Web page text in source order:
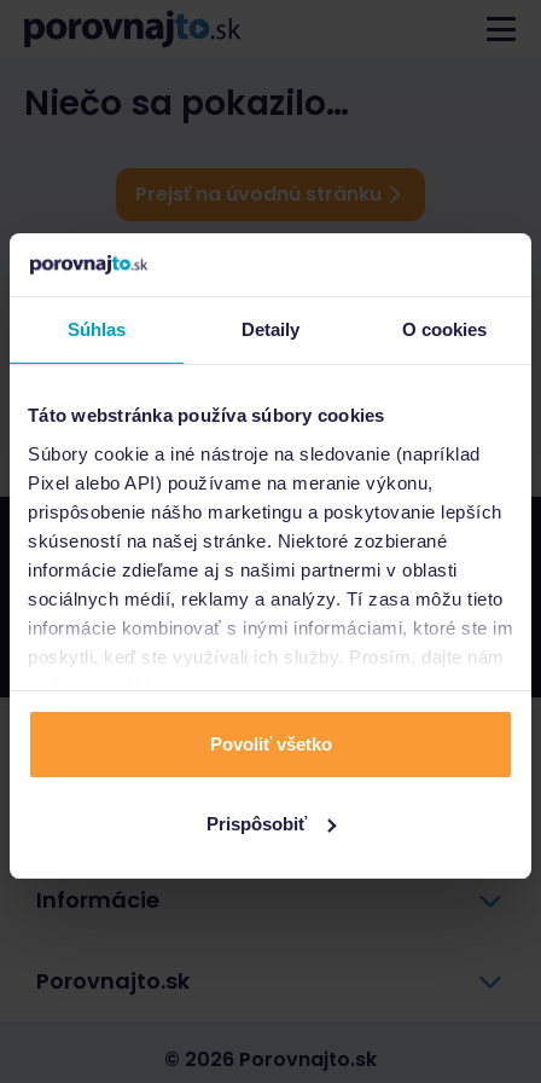
Súhlas Detaily O cookies
Táto webstránka používa súbory cookies
Súbory cookie a iné nástroje na sledovanie (napríklad
Pixel alebo API) používame na meranie výkonu,
prispôsobenie nášho marketingu a poskytovanie lepších
skúseností na našej stránke. Niektoré zozbierané
informácie zdieľame aj s našimi partnermi v oblasti
sociálnych médií, reklamy a analýzy. Tí zasa môžu tieto
informácie kombinovať s inými informáciami, ktoré ste im
poskytli, keď ste využívali ich služby. Prosím, dajte nám
na to svoj súhlas.
Povoliť všetko
Prispôsobiť
Niečo sa pokazilo…
Prejsť na úvodnú stránku
Napíšte nám
info@porovnajto.sk
Zavolajte nám
0800 400 300
Informácie
Porovnajto.sk
© 2026 Porovnajto.sk